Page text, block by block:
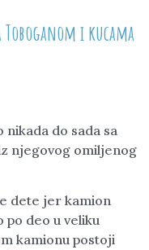
i kucama
nikada do sada sa
njegovog omiljenog
dete jer kamion
po deo u veliku
kamionu postoji